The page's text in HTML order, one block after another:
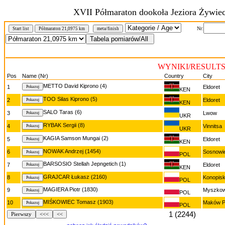
XVII Półmaraton dookoła Jeziora
Start list Półmaraton 21,0975 km meta/finish Nr:
WYNIKI/RESULTS
Pos Name (Nr) Country
City
1
METTO David Kiprono (4)
KEN Eldoret
2 TOO Silas Kiprono (5)
KEN Eldoret
3 SALO Taras (6)
UKR Lwow
4 RYBAK Sergii (8)
UKR Vinnitsa
5 KAGIA Samson Mungai (2)
KEN Eldoret
6 NOWAK Andrzej (1454) POL
7 BARSOSIO Stellah Jepngetich (1)
KEN Eldoret
8 GRAJCAR Łukasz (2160) POL
9 MAGIERA Piotr (1830) POL
10 MIŚKOWIEC Tomasz (1903) POL Maków
Pierwszy <<< << 1 (2244)